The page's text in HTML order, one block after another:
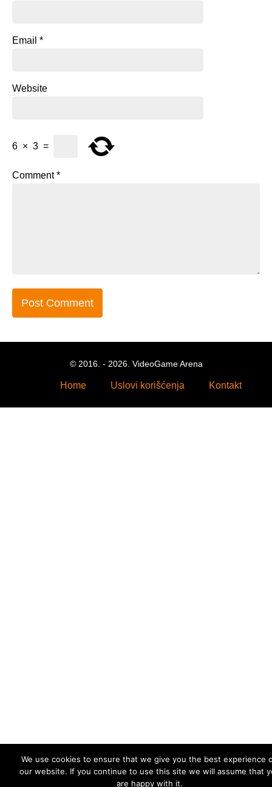
Email *
Website
6 × 3 =
Comment*
© 2016. - 2026. VideoGame Arena
Home Uslovi korišćenja Kontakt
We use cookies to ensure that we give you the best experience
our website. If you continue to use this site we will assume that
are happy with it.